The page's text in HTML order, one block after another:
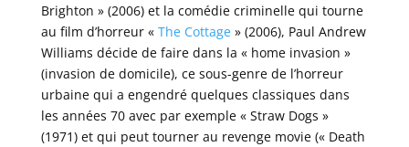
Brighton » (2006) et la comédie criminelle qui tourne
au film d’horreur « The Cottage» (2006), Paul Andrew
Williams décide de faire dans la « home invasion »
(invasion de domicile), ce sous-genre de l’horreur
urbaine qui a engendré quelques classiques dans
les années 70 avec par exemple « Straw Dogs »
(1971) et qui peut tourner au revenge movie (« Death